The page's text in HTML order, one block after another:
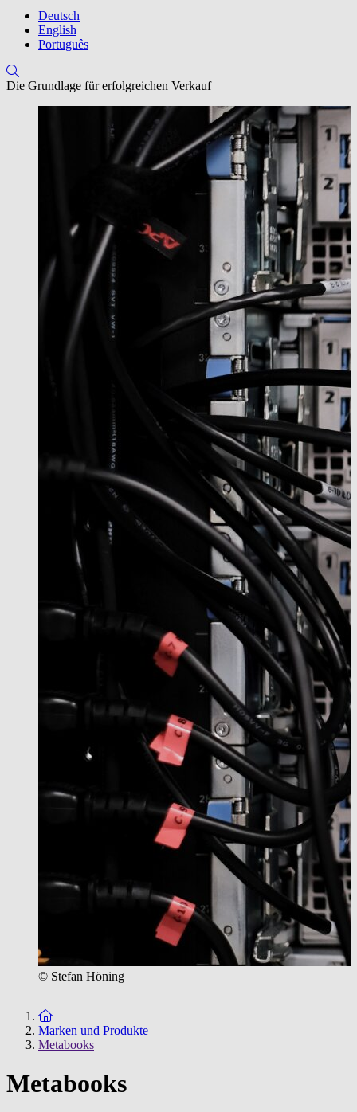
Deutsch
English
Português
Die Grundlage für erfolgreichen Verkauf
© Stefan Höning
Zur Startseite
Marken und Produkte
Metabooks
Metabooks